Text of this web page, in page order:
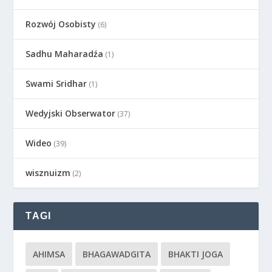
Rozwój Osobisty (6)
Sadhu Maharadźa (1)
Swami Sridhar (1)
Wedyjski Obserwator (37)
Wideo (39)
wisznuizm (2)
TAGI
AHIMSA BHAGAWADGITA BHAKTI JOGA